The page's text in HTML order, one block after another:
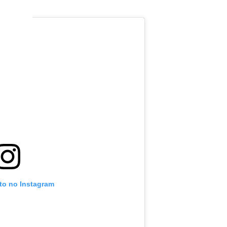
no Instagram